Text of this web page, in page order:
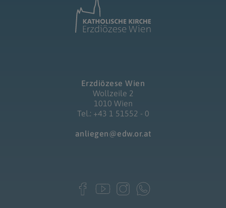
Erzdiözese Wien
Wollzeile 2
1010 Wien
Tel.: +43 1 51552 - 0
anliegen@edw.or.at